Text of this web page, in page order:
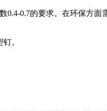
0.7的要求。在环保方
。